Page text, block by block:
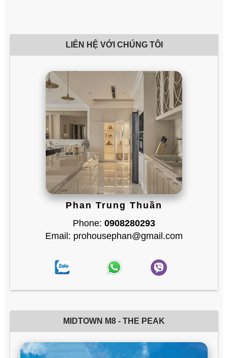
LIÊN HỆ VỚI CHÚNG TÔI
Phan Trung Thuần
Phone: 0908280293
Email: prohousephan@gmail.com
MIDTOWN M8 - THE PEAK